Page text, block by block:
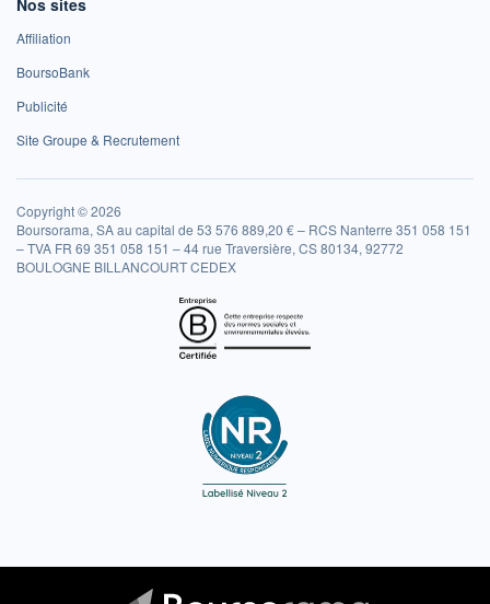
Affiliation
BoursoBank
Publicité
Site Groupe & Recrutement
Copyright © 2026
Boursorama, SA au capital de 53 576 889,20 € – RCS Nanterre 351 058 151
– TVA FR 69 351 058 151 – 44 rue Traversière, CS 80134, 92772
BOULOGNE BILLANCOURT CEDEX